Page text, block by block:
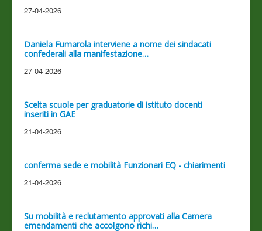
27-04-2026
Daniela Fumarola interviene a nome dei sindacati
confederali alla manifestazione…
27-04-2026
Scelta scuole per graduatorie di istituto docenti
inseriti in GAE
21-04-2026
conferma sede e mobilità Funzionari EQ - chiarimenti
21-04-2026
Su mobilità e reclutamento approvati alla Camera
emendamenti che accolgono richi…